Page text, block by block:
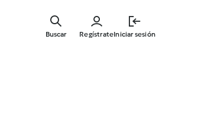
RegístrateIniciar sesión
Buscar